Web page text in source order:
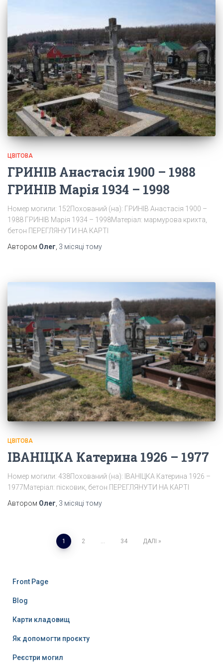
ЦВІТОВА
ГРИНІВ Анастасія 1900 – 1988
ГРИНІВ Марія 1934 – 1998
Номер могили: 152Похований (на): ГРИНІВ Анастасія 1900 –
1988 ГРИНІВ Марія 1934 – 1998Матеріал: мармурова крихта,
бетон ПЕРЕГЛЯНУТИ НА КАРТІ
Автором Олег 3 місяці тому
ЦВІТОВА
ІВАНІЦКА Катерина 1926 – 1977
Номер могили: 438Похований (на): ІВАНІЦКА Катерина 1926 –
1977Матеріал: пісковик, бетон ПЕРЕГЛЯНУТИ НА КАРТІ
Автором Олег 3 місяці тому
Пагінація
1 2 34 ДАЛІ
Front Page
Blog
Карти кладовищ
Як допомогти проєкту
Реєстри могил